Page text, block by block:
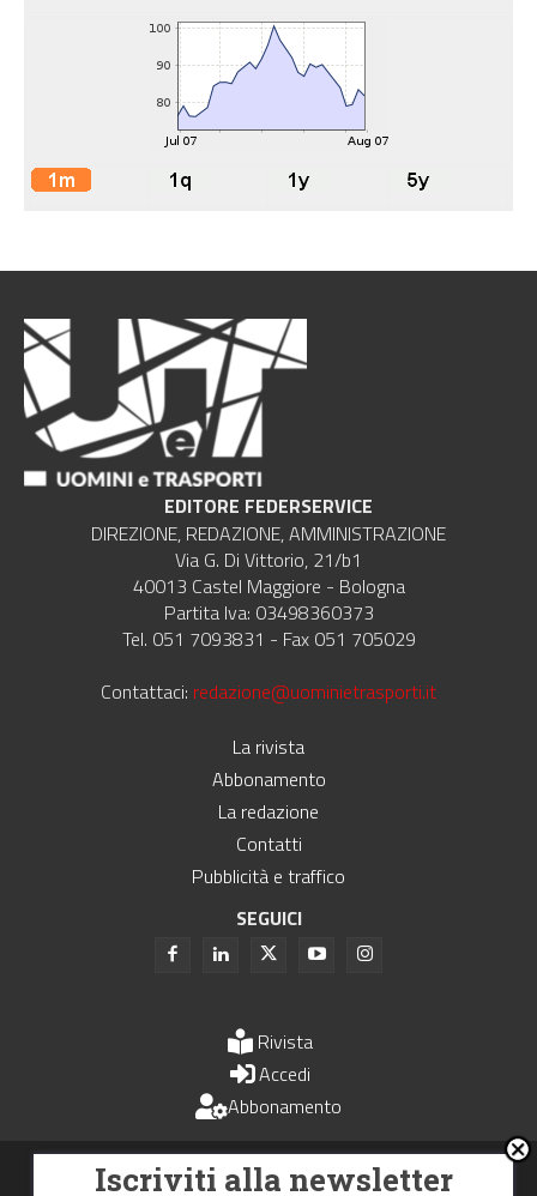
EDITORE FEDERSERVICE
DIREZIONE, REDAZIONE, AMMINISTRAZIONE
Via G. Di Vittorio, 21/b1
40013 Castel Maggiore - Bologna
Partita Iva: 03498360373
Tel. 051 7093831 - Fax 051 705029
Contattaci: redazione@uominietrasporti.it
La rivista
Abbonamento
La redazione
Contatti
Pubblicità e traffico
SEGUICI
Rivista
Accedi
Abbonamento
Uomini e Trasporti è un periodico associato all'Unione Stampa
Iscriviti alla newsletter